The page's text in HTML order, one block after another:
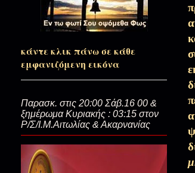
Κοιτάω μέσα
Δοξολόγα
Για να
Κρίσεως)
Του Τριωδίου
κάντε κλικ πάνω σε κάθε
εμφανιζόμενη εικόνα
Παρασκ. στις 20:00 Σάβ.16 00 &
ξημέρωμα Κυριακής : 03:15 στον
Ρ/Σ/Ι.Μ.Αιτωλίας & Ακαρνανίας